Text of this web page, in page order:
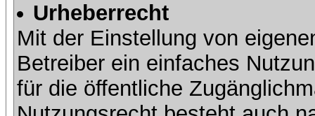
Urheberrecht
Mit der Einstellung von
Betreiber ein einfaches
für die öffentliche